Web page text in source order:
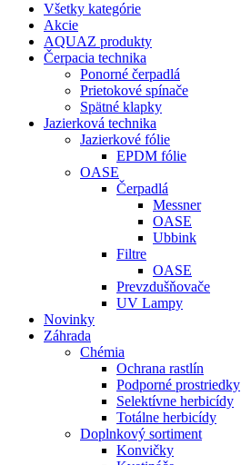
Všetky kategórie
Akcie
AQUAZ produkty
Čerpacia technika
Ponorné čerpadlá
Prietokové spínače
Spätné klapky
Jazierková technika
Jazierkové fólie
EPDM fólie
OASE
Čerpadlá
Messner
OASE
Ubbink
Filtre
OASE
Prevzdušňovače
UV Lampy
Novinky
Záhrada
Chémia
Ochrana rastlín
Podporné prostriedky
Selektívne herbicídy
Totálne herbicídy
Doplnkový sortiment
Konvičky